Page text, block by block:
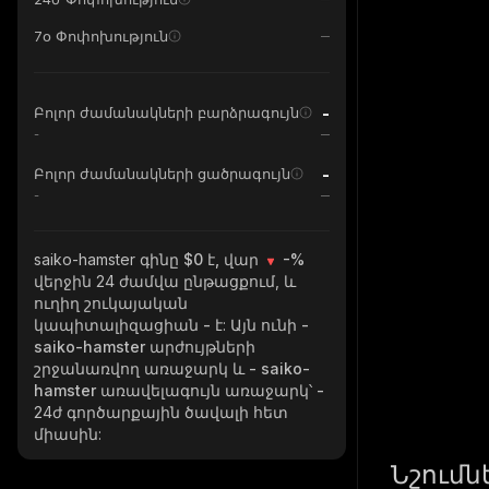
7օ Փոփոխություն
Բոլոր ժամանակների բարձրագույն -
-
Բոլոր ժամանակների ցածրագույն -
-
saiko-hamster գինը $0 է, վար
-%
վերջին 24 ժամվա ընթացքում, և
ուղիղ շուկայական
կապիտալիզացիան - է: Այն ունի -
saiko-hamster արժույթների
շրջանառվող առաջարկ և - saiko-
hamster առավելագույն առաջարկ՝ -
24ժ գործարքային ծավալի հետ
միասին: